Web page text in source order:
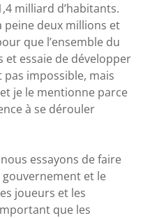
milliard d’habitants.
peine deux millions et
que l’ensemble du
essaie de développer
pas impossible, mais
je le mentionne parce
à se dérouler
essayons de faire
et le
joueurs et les
que les